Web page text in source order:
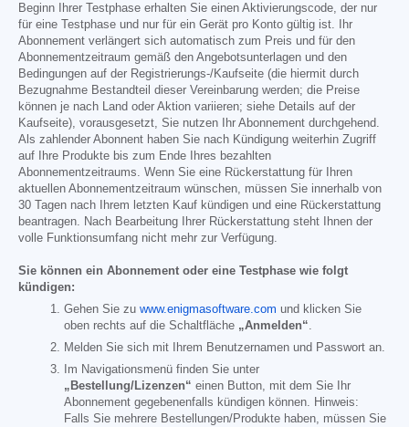
Beginn Ihrer Testphase erhalten Sie einen Aktivierungscode, der nur
für eine Testphase und nur für ein Gerät pro Konto gültig ist. Ihr
Abonnement verlängert sich automatisch zum Preis und für den
Abonnementzeitraum gemäß den Angebotsunterlagen und den
Bedingungen auf der Registrierungs-/Kaufseite (die hiermit durch
Bezugnahme Bestandteil dieser Vereinbarung werden; die Preise
können je nach Land oder Aktion variieren; siehe Details auf der
Kaufseite), vorausgesetzt, Sie nutzen Ihr Abonnement durchgehend.
Als zahlender Abonnent haben Sie nach Kündigung weiterhin Zugriff
auf Ihre Produkte bis zum Ende Ihres bezahlten
Abonnementzeitraums. Wenn Sie eine Rückerstattung für Ihren
aktuellen Abonnementzeitraum wünschen, müssen Sie innerhalb von
30 Tagen nach Ihrem letzten Kauf kündigen und eine Rückerstattung
beantragen. Nach Bearbeitung Ihrer Rückerstattung steht Ihnen der
volle Funktionsumfang nicht mehr zur Verfügung.
Sie können ein Abonnement oder eine Testphase wie folgt
kündigen:
Gehen Sie zu www.enigmasoftware.com und klicken Sie
oben rechts auf die Schaltfläche „Anmelden“.
Melden Sie sich mit Ihrem Benutzernamen und Passwort an.
Im Navigationsmenü finden Sie unter
„Bestellung/Lizenzen“ einen Button, mit dem Sie Ihr
Abonnement gegebenenfalls kündigen können. Hinweis:
Falls Sie mehrere Bestellungen/Produkte haben, müssen Sie